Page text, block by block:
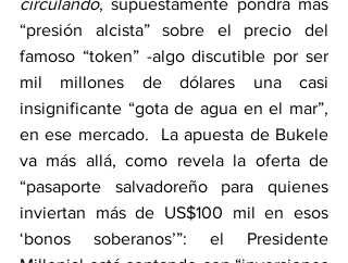
circulando, supuestamente pondrá más
“presión alcista” sobre el precio del
famoso “token” -algo discutible por ser
mil millones de dólares una casi
insignificante “gota de agua en el mar”,
en ese mercado.  La apuesta de Bukele
va más allá, como revela la oferta de
“pasaporte salvadoreño para quienes
inviertan más de US$100 mil en esos
‘bonos soberanos’”: el Presidente